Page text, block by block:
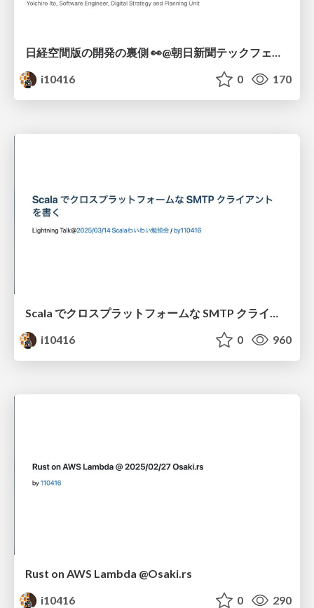
i10416
0 170
Scala でクロスプラットフォームな SMTP クライアントを書く
i10416
0 960
Rust on AWS Lambda @Osaki.rs
i10416
0 290